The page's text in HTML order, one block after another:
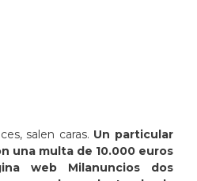
salen caras. Un particular
una multa de 10.000 euros
web Milanuncios dos